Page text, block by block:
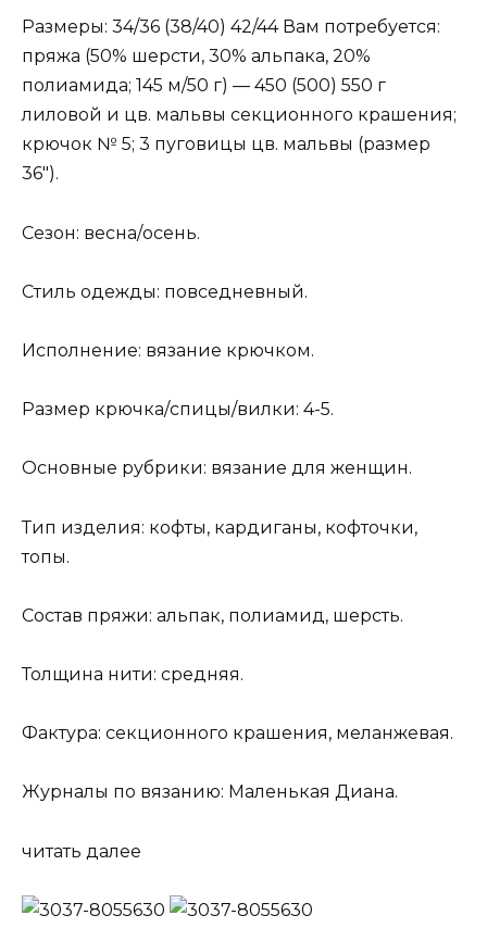
Размеры: 34/36 (38/40) 42/44 Вам потребуется:
пряжа (50% шерсти, 30% альпака, 20%
полиамида; 145 м/50 г) — 450 (500) 550 г
лиловой и цв. мальвы секционного крашения;
крючок № 5; 3 пуговицы цв. мальвы (размер
36″).
Сезон: весна/осень.
Стиль одежды: повседневный.
Исполнение: вязание крючком.
Размер крючка/спицы/вилки: 4-5.
Основные рубрики: вязание для женщин.
Тип изделия: кофты, кардиганы, кофточки,
топы.
Состав пряжи: альпак, полиамид, шерсть.
Толщина нити: средняя.
Фактура: секционного крашения, меланжевая.
Журналы по вязанию: Маленькая Диана.
читать далее